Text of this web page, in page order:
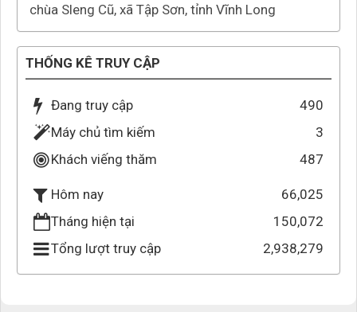
chùa Sleng Cũ, xã Tập Sơn, tỉnh Vĩnh Long
THỐNG KÊ TRUY CẬP
Đang truy cập
490
Máy chủ tìm kiếm
3
Khách viếng thăm
487
Hôm nay
66,025
Tháng hiện tại
150,072
Tổng lượt truy cập
2,938,279